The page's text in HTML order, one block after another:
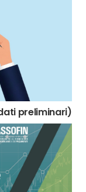
preliminari)